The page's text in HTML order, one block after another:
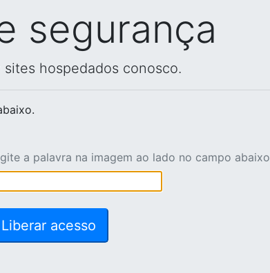
segurança
hospedados conosco.
a palavra na imagem ao lado no campo abaixo